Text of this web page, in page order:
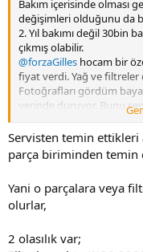
Km 120 bin
Yaş 9
2017 1.6 tdi golf mk7,5
Bozulursa şutlarız tabi
Bakım içerisinde olması
değişimleri olduğunu da
2. Yıl bakımı değil 30bin
çıkmış olabilir.
@forzaGilles hocam bir
fiyat verdi. Yağ ve filtreler
Fotoğrafları gördüm
yerinde duruyor. Bunu
Hafta içinde gideceğim
Servisten temin ettikleri
parça biriminden temin
Yani o parçalara veya
olurlar,
2 olasılık var;